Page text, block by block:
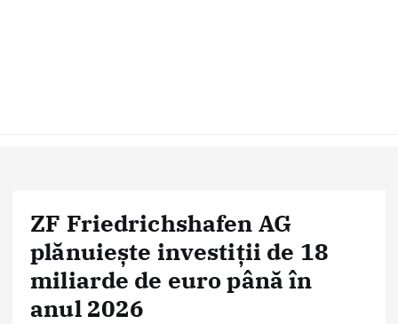
ZF Friedrichshafen AG
plănuiește investiții de 18
miliarde de euro până în
anul 2026